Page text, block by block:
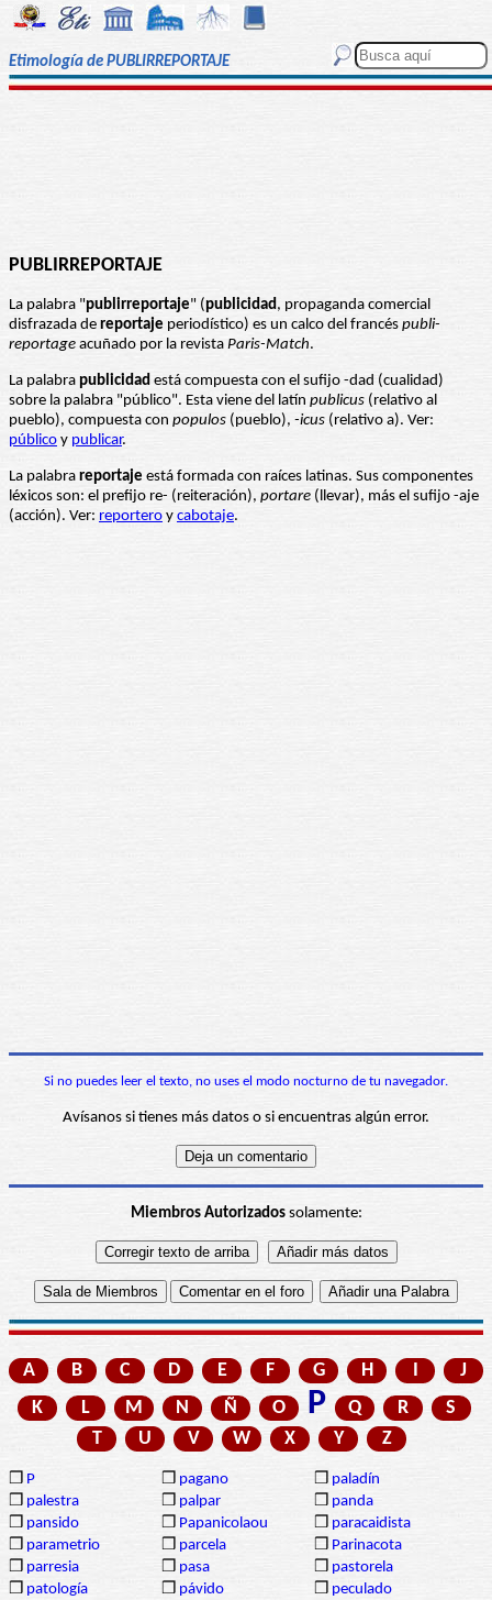
Etimología de PUBLIRREPORTAJE
PUBLIRREPORTAJE
La palabra "publirreportaje" (publicidad, propaganda comercial
disfrazada de reportaje periodístico) es un calco del francés publi-
reportage acuñado por la revista Paris-Match.
La palabra publicidad está compuesta con el sufijo -dad (cualidad)
sobre la palabra "público". Esta viene del latín publicus (relativo al
pueblo), compuesta con populos (pueblo), -icus (relativo a). Ver:
público y publicar.
La palabra reportaje está formada con raíces latinas. Sus componentes
léxicos son: el prefijo re- (reiteración), portare (llevar), más el sufijo -aje
(acción). Ver: reportero y cabotaje.
Si no puedes leer el texto, no uses el modo nocturno de tu navegador.
Avísanos si tienes más datos o si encuentras algún error.
Miembros Autorizadossolamente:
A B C D E F G H I
J
K
L M N Ñ O P Q R
S
T
U V W X Y Z
❒ P ❒ pagano ❒ paladín
❒ palestra ❒ palpar ❒ panda
❒ pansido ❒ Papanicolaou ❒ paracaidista
❒ parametrio ❒ parcela ❒ Parinacota
❒ parresia ❒ pasa ❒ pastorela
❒ patología ❒ pávido ❒ peculado